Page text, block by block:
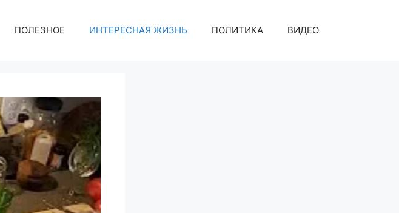
ПОЛЕЗНОЕ ИНТЕРЕСНАЯ ЖИЗНЬ ПОЛИТИКА ВИДЕО